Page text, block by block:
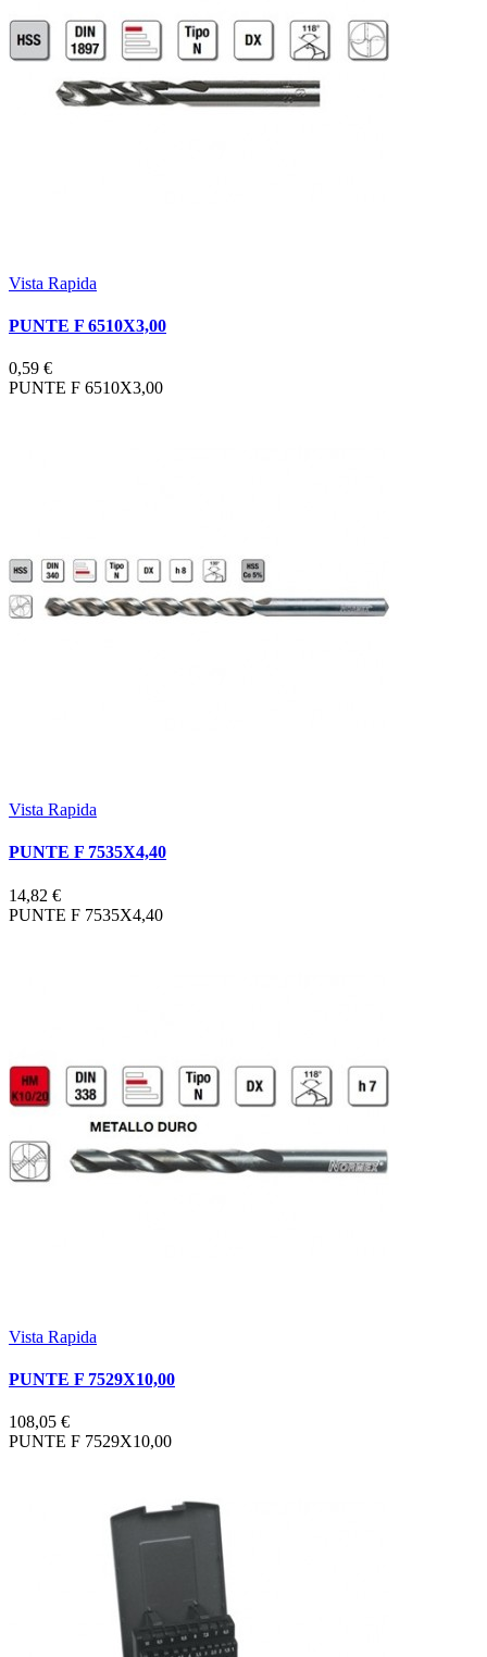
Vista Rapida
PUNTE F 6510X3,00
0,59 €
PUNTE F 6510X3,00
Vista Rapida
PUNTE F 7535X4,40
14,82 €
PUNTE F 7535X4,40
Vista Rapida
PUNTE F 7529X10,00
108,05 €
PUNTE F 7529X10,00